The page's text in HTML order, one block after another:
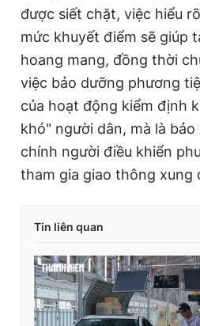
được siết chặt, việc hiểu
mức khuyết điểm sẽ giúp
hoang mang, đồng thời
việc bảo dưỡng phương
của hoạt động kiểm định
khó" người dân, mà là
chính người điều khiển
tham gia giao thông xung
Tin liên quan